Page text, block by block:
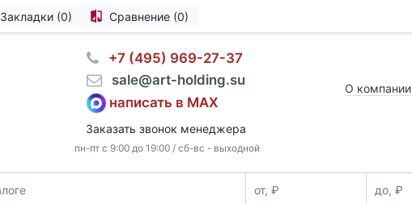
Закладки (0) Сравнение (0)
⠀+7 (495) 969-27-37
⠀sale@art-holding.su
написать в MAX
Заказать звонок менеджера
пн-пт с 9:00 до 19:00 / сб-вс - выходной
О компании